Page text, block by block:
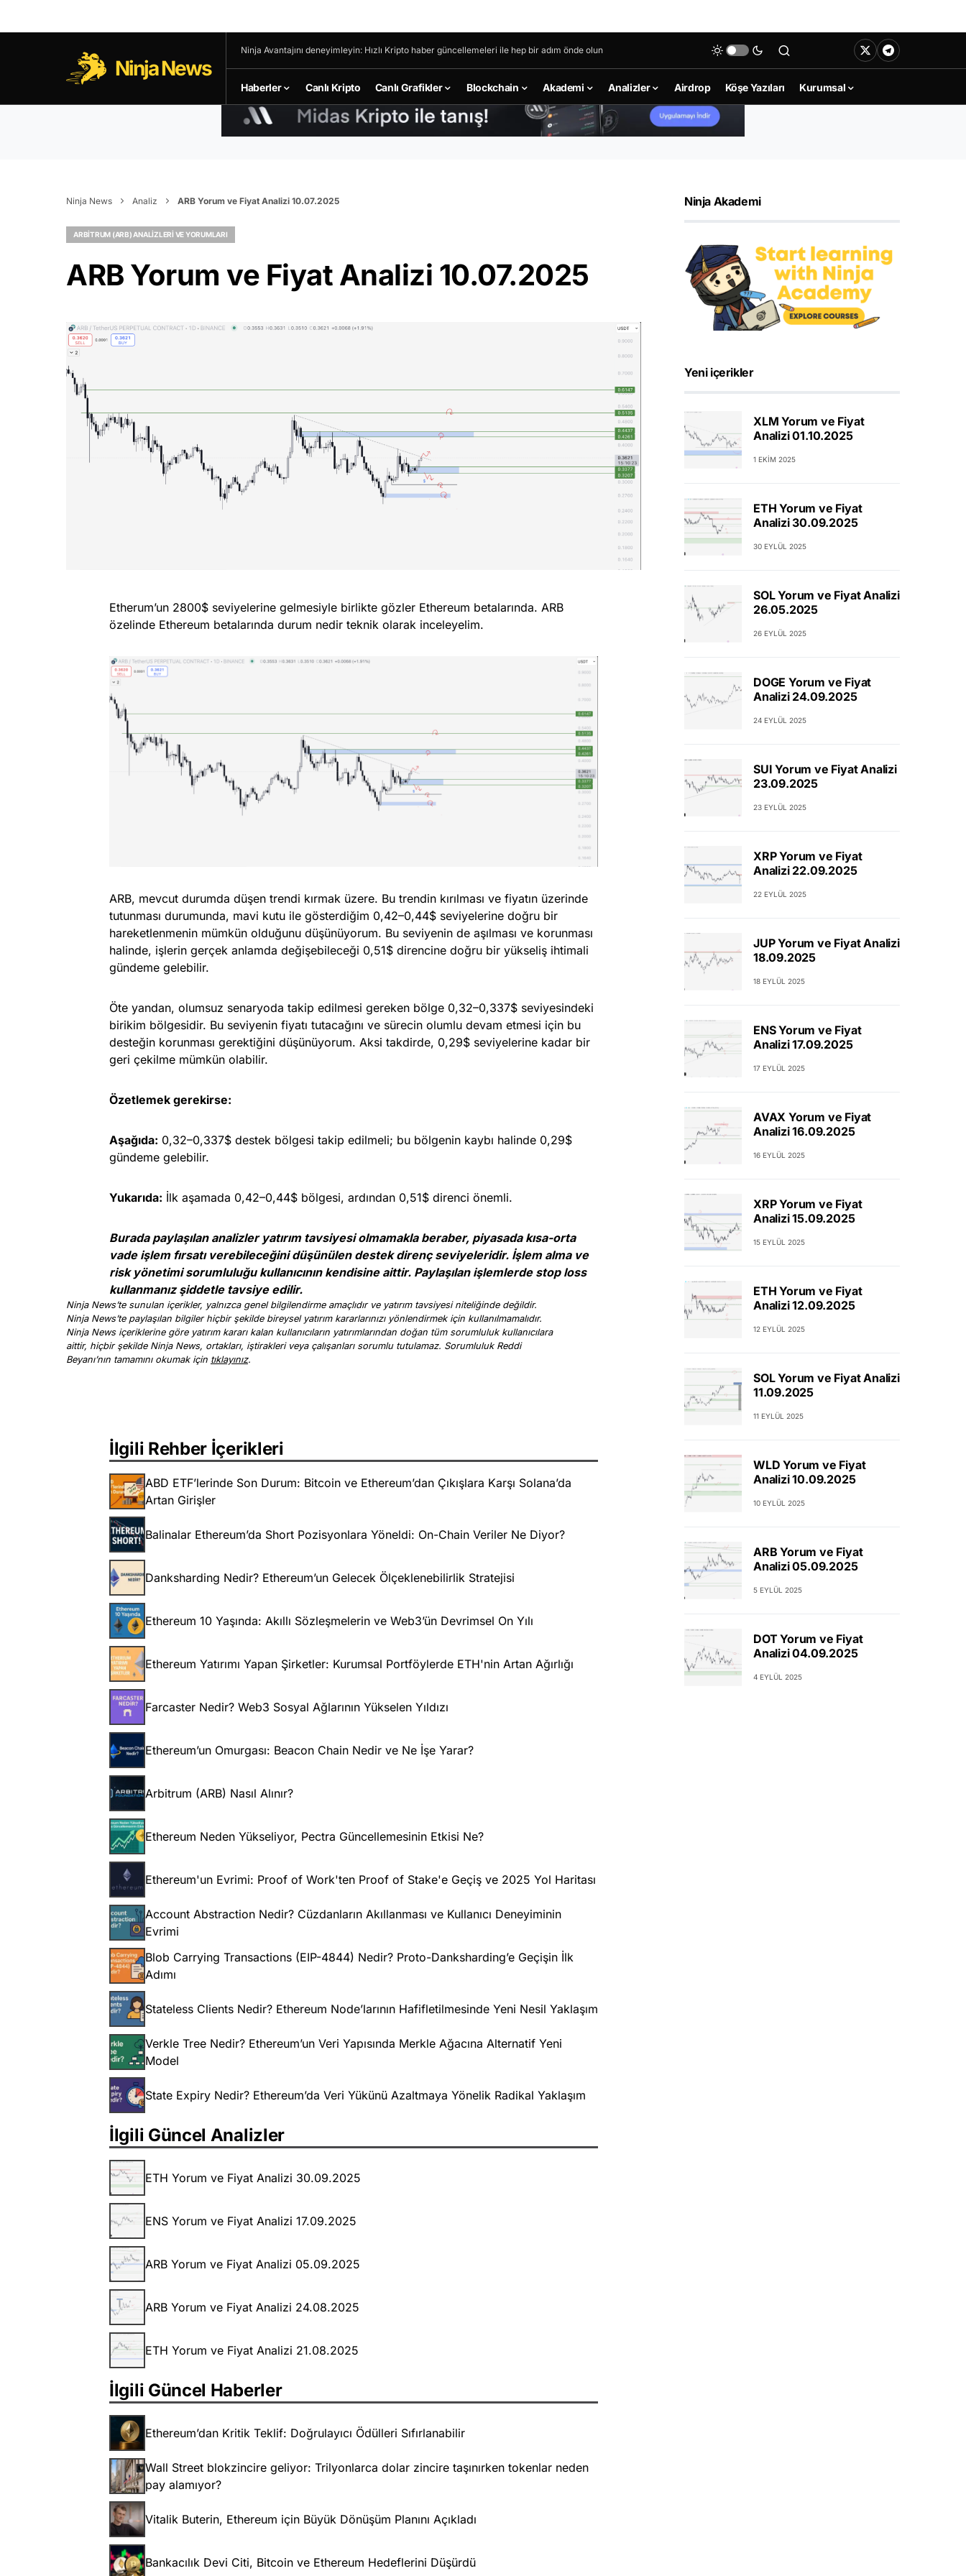
Ninja News
Ninja Avantajını deneyimleyin: Hızlı Kripto haber güncellemeleri ile hep bir adım önde olun
Haberler Canlı Kripto Canlı Grafikler Blockchain Akademi Analizler Airdrop Köşe Yazıları Kurumsal
Ninja News Analiz ARB Yorum ve Fiyat Analizi 10.07.2025
ARBITRUM (ARB) ANALIZLERI VE YORUMLARI
ARB Yorum ve Fiyat Analizi 10.07.2025
Etherum’un 2800$ seviyelerine gelmesiyle birlikte gözler Ethereum betalarında. ARB
özelinde Ethereum betalarında durum nedir teknik olarak inceleyelim.
ARB, mevcut durumda düşen trendi kırmak üzere. Bu trendin kırılması ve fiyatın üzerinde
tutunması durumunda, mavi kutu ile gösterdiğim 0,42–0,44$ seviyelerine doğru bir
hareketlenmenin mümkün olduğunu düşünüyorum. Bu seviyenin de aşılması ve korunması
halinde, işlerin gerçek anlamda değişebileceği 0,51$ direncine doğru bir yükseliş ihtimali
gündeme gelebilir.
Öte yandan, olumsuz senaryoda takip edilmesi gereken bölge 0,32–0,337$ seviyesindeki
birikim bölgesidir. Bu seviyenin fiyatı tutacağını ve sürecin olumlu devam etmesi için bu
desteğin korunması gerektiğini düşünüyorum. Aksi takdirde, 0,29$ seviyelerine kadar bir
geri çekilme mümkün olabilir.
Özetlemek gerekirse:
Aşağıda: 0,32–0,337$ destek bölgesi takip edilmeli; bu bölgenin kaybı halinde 0,29$
gündeme gelebilir.
Yukarıda: İlk aşamada 0,42–0,44$ bölgesi, ardından 0,51$ direnci önemli.
Burada paylaşılan analizler yatırım tavsiyesi olmamakla beraber, piyasada kısa-orta
vade işlem fırsatı verebileceğini düşünülen destek direnç seviyeleridir. İşlem alma ve
risk yönetimi sorumluluğu kullanıcının kendisine aittir. Paylaşılan işlemlerde stop loss
kullanmanız şiddetle tavsiye edilir.
Ninja News’te sunulan içerikler, yalnızca genel bilgilendirme amaçlıdır ve yatırım tavsiyesi niteliğinde değildir.
Ninja News’te paylaşılan bilgiler hiçbir şekilde bireysel yatırım kararlarınızı yönlendirmek için kullanılmamalıdır.
Ninja News içeriklerine göre yatırım kararı kalan kullanıcıların yatırımlarından doğan tüm sorumluluk kullanıcılara
aittir, hiçbir şekilde Ninja News, ortakları, iştirakleri veya çalışanları sorumlu tutulamaz. Sorumluluk Reddi
Beyanı’nın tamamını okumak için tıklayınız.
İlgili Rehber İçerikleri
ABD ETF’lerinde Son Durum: Bitcoin ve Ethereum’dan Çıkışlara Karşı Solana’da
Artan Girişler
Balinalar Ethereum’da Short Pozisyonlara Yöneldi: On-Chain Veriler Ne Diyor?
Danksharding Nedir? Ethereum’un Gelecek Ölçeklenebilirlik Stratejisi
Ethereum 10 Yaşında: Akıllı Sözleşmelerin ve Web3’ün Devrimsel On Yılı
Ethereum Yatırımı Yapan Şirketler: Kurumsal Portföylerde ETH'nin Artan Ağırlığı
Farcaster Nedir? Web3 Sosyal Ağlarının Yükselen Yıldızı
Ethereum’un Omurgası: Beacon Chain Nedir ve Ne İşe Yarar?
Arbitrum (ARB) Nasıl Alınır?
Ethereum Neden Yükseliyor, Pectra Güncellemesinin Etkisi Ne?
Ethereum'un Evrimi: Proof of Work'ten Proof of Stake'e Geçiş ve 2025 Yol Haritası
Account Abstraction Nedir? Cüzdanların Akıllanması ve Kullanıcı Deneyiminin
Evrimi
Blob Carrying Transactions (EIP-4844) Nedir? Proto-Danksharding’e Geçişin İlk
Adımı
Stateless Clients Nedir? Ethereum Node’larının Hafifletilmesinde Yeni Nesil Yaklaşım
Verkle Tree Nedir? Ethereum’un Veri Yapısında Merkle Ağacına Alternatif Yeni
Model
State Expiry Nedir? Ethereum’da Veri Yükünü Azaltmaya Yönelik Radikal Yaklaşım
İlgili Güncel Analizler
ETH Yorum ve Fiyat Analizi 30.09.2025
ENS Yorum ve Fiyat Analizi 17.09.2025
ARB Yorum ve Fiyat Analizi 05.09.2025
ARB Yorum ve Fiyat Analizi 24.08.2025
ETH Yorum ve Fiyat Analizi 21.08.2025
İlgili Güncel Haberler
Ethereum’dan Kritik Teklif: Doğrulayıcı Ödülleri Sıfırlanabilir
Wall Street blokzincire geliyor: Trilyonlarca dolar zincire taşınırken tokenlar neden
pay alamıyor?
Vitalik Buterin, Ethereum için Büyük Dönüşüm Planını Açıkladı
Bankacılık Devi Citi, Bitcoin ve Ethereum Hedeflerini Düşürdü
Ninja Akademi
Yeni içerikler
XLM Yorum ve Fiyat
Analizi 01.10.2025
1 EKIM 2025
ETH Yorum ve Fiyat
Analizi 30.09.2025
30 EYLÜL 2025
SOL Yorum ve Fiyat Analizi
26.05.2025
26 EYLÜL 2025
DOGE Yorum ve Fiyat
Analizi 24.09.2025
24 EYLÜL 2025
SUI Yorum ve Fiyat Analizi
23.09.2025
23 EYLÜL 2025
XRP Yorum ve Fiyat
Analizi 22.09.2025
22 EYLÜL 2025
JUP Yorum ve Fiyat Analizi
18.09.2025
18 EYLÜL 2025
ENS Yorum ve Fiyat
Analizi 17.09.2025
17 EYLÜL 2025
AVAX Yorum ve Fiyat
Analizi 16.09.2025
16 EYLÜL 2025
XRP Yorum ve Fiyat
Analizi 15.09.2025
15 EYLÜL 2025
ETH Yorum ve Fiyat
Analizi 12.09.2025
12 EYLÜL 2025
SOL Yorum ve Fiyat Analizi
11.09.2025
11 EYLÜL 2025
WLD Yorum ve Fiyat
Analizi 10.09.2025
10 EYLÜL 2025
ARB Yorum ve Fiyat
Analizi 05.09.2025
5 EYLÜL 2025
DOT Yorum ve Fiyat
Analizi 04.09.2025
4 EYLÜL 2025